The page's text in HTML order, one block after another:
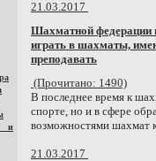
и
21.03.2017
Шахматной федерации
играть в шахматы,
преподавать
(Прочитано: 1490)
В последнее время к
спорте, но и в сфере
возможностями шахмат
21.03.2017